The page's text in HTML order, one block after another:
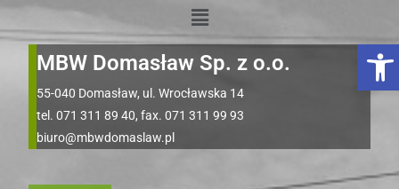
Otwórz pasek narzędzi
MBW Domasław Sp. z o.o.
55-040 Domasław, ul. Wrocławska 14
tel. 071 311 89 40, fax. 071 311 99 93
biuro@mbwdomaslaw.pl